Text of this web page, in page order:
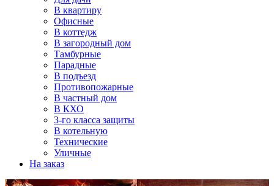
В квартиру
Офисные
В коттедж
В загородный дом
Тамбурные
Парадные
В подъезд
Противопожарные
В частный дом
В КХО
3-го класса защиты
В котельную
Технические
Уличные
На заказ